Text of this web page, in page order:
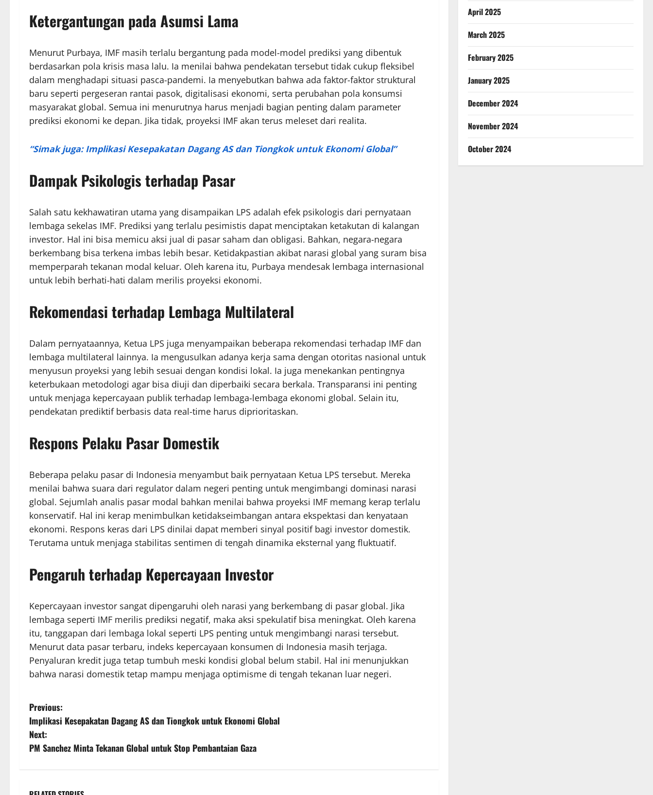
Ketergantungan pada Asumsi Lama
Menurut Purbaya, IMF masih terlalu bergantung pada model-model prediksi yang dibentuk
berdasarkan pola krisis masa lalu. Ia menilai bahwa pendekatan tersebut tidak cukup fleksibel
dalam menghadapi situasi pasca-pandemi. Ia menyebutkan bahwa ada faktor-faktor struktural
baru seperti pergeseran rantai pasok, digitalisasi ekonomi, serta perubahan pola konsumsi
masyarakat global. Semua ini menurutnya harus menjadi bagian penting dalam parameter
prediksi ekonomi ke depan. Jika tidak, proyeksi IMF akan terus meleset dari realita.
“Simak juga: Implikasi Kesepakatan Dagang AS dan Tiongkok untuk Ekonomi Global”
Dampak Psikologis terhadap Pasar
Salah satu kekhawatiran utama yang disampaikan LPS adalah efek psikologis dari pernyataan
lembaga sekelas IMF. Prediksi yang terlalu pesimistis dapat menciptakan ketakutan di kalangan
investor. Hal ini bisa memicu aksi jual di pasar saham dan obligasi. Bahkan, negara-negara
berkembang bisa terkena imbas lebih besar. Ketidakpastian akibat narasi global yang suram bisa
memperparah tekanan modal keluar. Oleh karena itu, Purbaya mendesak lembaga internasional
untuk lebih berhati-hati dalam merilis proyeksi ekonomi.
Rekomendasi terhadap Lembaga Multilateral
Dalam pernyataannya, Ketua LPS juga menyampaikan beberapa rekomendasi terhadap IMF dan
lembaga multilateral lainnya. Ia mengusulkan adanya kerja sama dengan otoritas nasional untuk
menyusun proyeksi yang lebih sesuai dengan kondisi lokal. Ia juga menekankan pentingnya
keterbukaan metodologi agar bisa diuji dan diperbaiki secara berkala. Transparansi ini penting
untuk menjaga kepercayaan publik terhadap lembaga-lembaga ekonomi global. Selain itu,
pendekatan prediktif berbasis data real-time harus diprioritaskan.
Respons Pelaku Pasar Domestik
Beberapa pelaku pasar di Indonesia menyambut baik pernyataan Ketua LPS tersebut. Mereka
menilai bahwa suara dari regulator dalam negeri penting untuk mengimbangi dominasi narasi
global. Sejumlah analis pasar modal bahkan menilai bahwa proyeksi IMF memang kerap terlalu
konservatif. Hal ini kerap menimbulkan ketidakseimbangan antara ekspektasi dan kenyataan
ekonomi. Respons keras dari LPS dinilai dapat memberi sinyal positif bagi investor domestik.
Terutama untuk menjaga stabilitas sentimen di tengah dinamika eksternal yang fluktuatif.
Pengaruh terhadap Kepercayaan Investor
Kepercayaan investor sangat dipengaruhi oleh narasi yang berkembang di pasar global. Jika
lembaga seperti IMF merilis prediksi negatif, maka aksi spekulatif bisa meningkat. Oleh karena
itu, tanggapan dari lembaga lokal seperti LPS penting untuk mengimbangi narasi tersebut.
Menurut data pasar terbaru, indeks kepercayaan konsumen di Indonesia masih terjaga.
Penyaluran kredit juga tetap tumbuh meski kondisi global belum stabil. Hal ini menunjukkan
bahwa narasi domestik tetap mampu menjaga optimisme di tengah tekanan luar negeri.
P
o
s
Previous:
Implikasi Kesepakatan Dagang AS dan Tiongkok untuk Ekonomi Global
Next:
PM Sanchez Minta Tekanan Global untuk Stop Pembantaian Gaza
April 2025
March 2025
February 2025
January 2025
December 2024
November 2024
October 2024